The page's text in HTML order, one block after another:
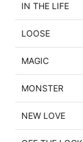
IN THE LIFE
LOOSE
MAGIC
MONSTER
NEW LOVE